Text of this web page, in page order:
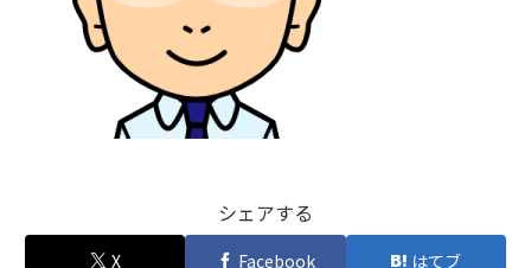
シェアする
X Facebook はてブ